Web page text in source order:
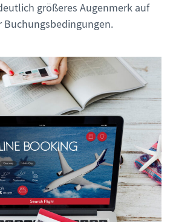
größeres Augenmerk auf
Buchungsbedingungen.